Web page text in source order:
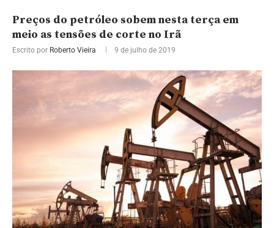
Preços do petróleo sobem nesta terça em
meio as tensões de corte no Irã
Escrito por Roberto Vieira 9 de julho de 2019